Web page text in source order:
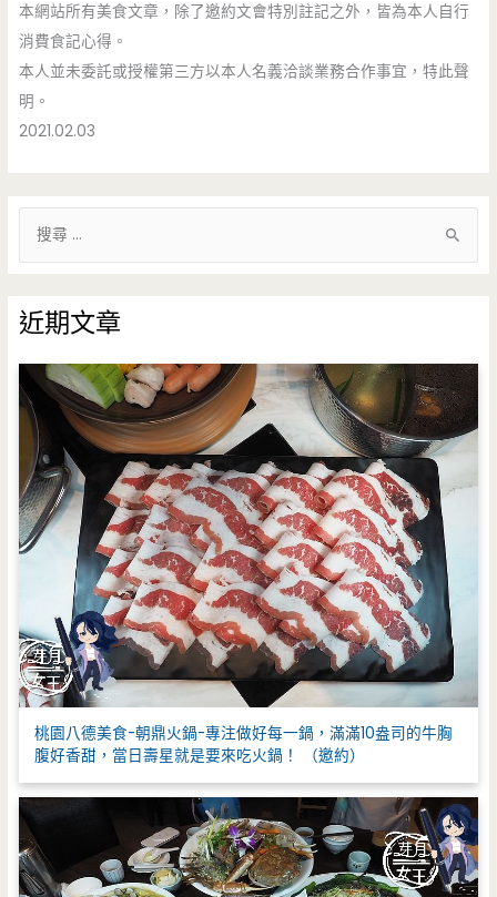
本網站所有美食文章，除了邀約文會特別註記之外，皆為本人自行
消費食記心得。
本人並未委託或授權第三方以本人名義洽談業務合作事宜，特此聲
明。
2021.02.03
鍵
字
:
近期文章
桃園八德美食-朝鼎火鍋-專注做好每一鍋，滿滿10盎司的牛胸
腹好香甜，當日壽星就是要來吃火鍋！ （邀約）